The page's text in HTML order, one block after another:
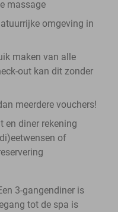
massage
omgeving in
maken van alle
out kan dit zonder
meerdere vouchers!
en diner rekening
of
3-gangendiner is
tot de spa is